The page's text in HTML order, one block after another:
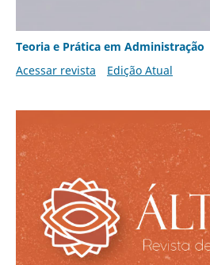
Teoria e Prática em Administração
Acessar revista
Edição Atual